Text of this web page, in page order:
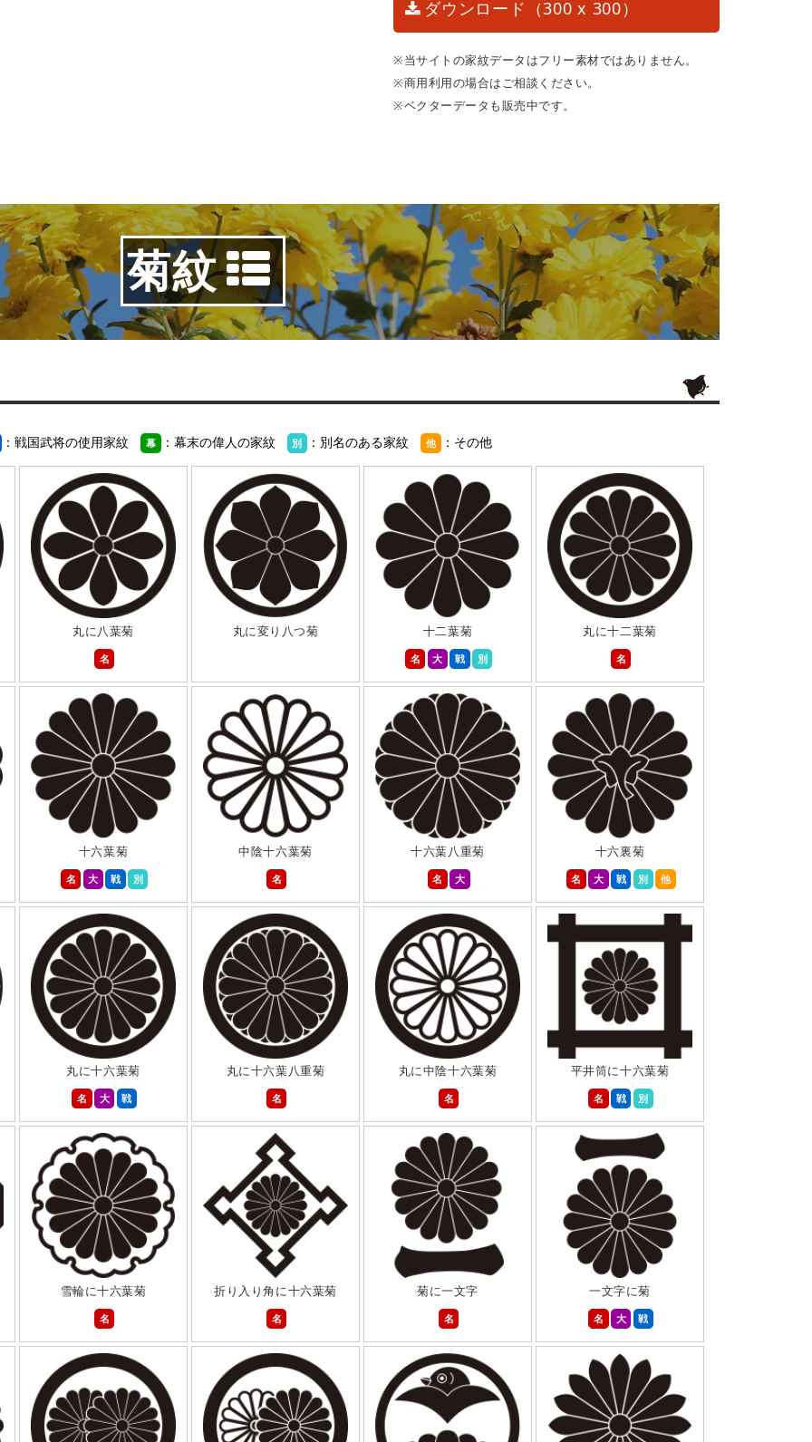
ダウンロード（300 x 300）
※当サイトの家紋データはフリー素材ではありません。
※商用利用の場合はご相談ください。
※ベクターデータも販売中です。
菊紋
：戦国武将の使用家紋 幕 ：幕末の偉人の家紋 別 ：別名のある家紋 他 ：その他
丸に八葉菊
名
丸に変り八つ菊
十二葉菊
名
大 戦 別
丸に十二葉菊
名
十六葉菊
名
大 戦 別
中陰十六葉菊
名
十六葉八重菊
名
大
十六裏菊
名
大 戦 別 他
丸に十六葉菊
名
大 戦
丸に十六葉八重菊
名
丸に中陰十六葉菊
名
平井筒に十六葉菊
名
戦 別
雪輪に十六葉菊
名
折り入り角に十六葉菊
名
菊に一文字
名
一文字に菊
名
大 戦